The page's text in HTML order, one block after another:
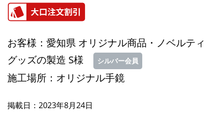
お客様：愛知県 オリジナル商品・ノベルティ
グッズの製造 S様
シルバー会員
施工場所：オリジナル手鏡
掲載日：2023年8月24日